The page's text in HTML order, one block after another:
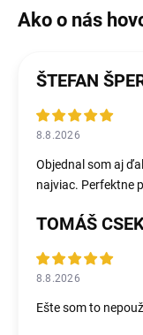
ŠTEFAN
8.8.2026
Objednal som aj
najviac. Perfektne
TOMÁŠ
8.8.2026
Ešte som to